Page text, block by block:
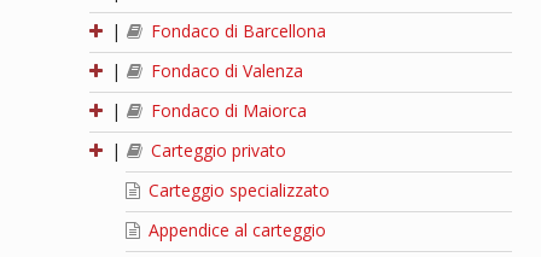
|
Fondaco di Barcellona
|
Fondaco di Valenza
|
Fondaco di Maiorca
|
Carteggio privato
Carteggio specializzato
Appendice al carteggio